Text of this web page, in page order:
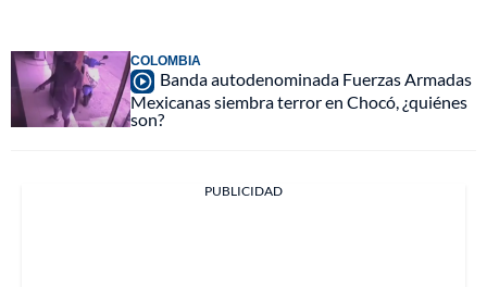
COLOMBIA
Banda autodenominada Fuerzas Armadas
Mexicanas siembra terror en Chocó, ¿quiénes
son?
PUBLICIDAD